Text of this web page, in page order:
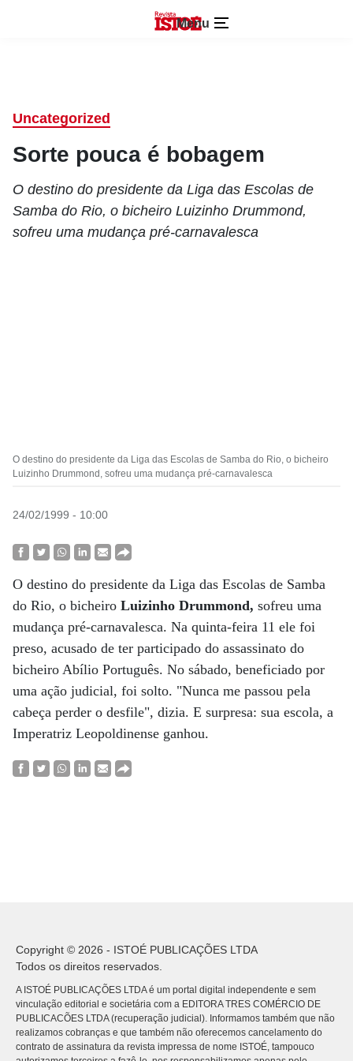
Menu
Uncategorized
Sorte pouca é bobagem
O destino do presidente da Liga das Escolas de
Samba do Rio, o bicheiro Luizinho Drummond,
sofreu uma mudança pré-carnavalesca
O destino do presidente da Liga das Escolas de Samba do Rio, o bicheiro
Luizinho Drummond, sofreu uma mudança pré-carnavalesca
24/02/1999 - 10:00
O destino do presidente da Liga das Escolas de Samba
do Rio, o bicheiro Luizinho Drummond, sofreu uma
mudança pré-carnavalesca. Na quinta-feira 11 ele foi
preso, acusado de ter participado do assassinato do
bicheiro Abílio Português. No sábado, beneficiado por
uma ação judicial, foi solto. "Nunca me passou pela
cabeça perder o desfile", dizia. E surpresa: sua escola, a
Imperatriz Leopoldinense ganhou.
Copyright © 2026 - ISTOÉ PUBLICAÇÕES LTDA
Todos os direitos reservados.
A ISTOÉ PUBLICAÇÕES LTDA é um portal digital independente e sem
vinculação editorial e societária com a EDITORA TRES COMÉRCIO DE
PUBLICACÕES LTDA (recuperação judicial). Informamos também que não
realizamos cobranças e que também não oferecemos cancelamento do
contrato de assinatura da revista impressa de nome ISTOÉ, tampouco